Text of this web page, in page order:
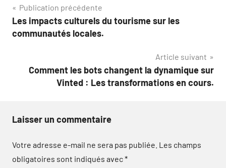
Navigation
de
Publication précédente
Les impacts culturels du tourisme sur les
communautés locales.
Article suivant
Comment les bots changent la dynamique sur
Vinted : Les transformations en cours.
Laisser un commentaire
Votre adresse e-mail ne sera pas publiée. Les champs
obligatoires sont indiqués avec*